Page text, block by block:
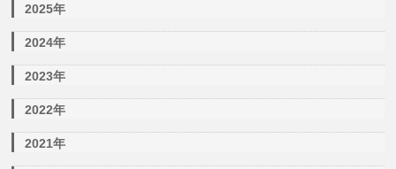
2025年
2024年
2023年
2022年
2021年